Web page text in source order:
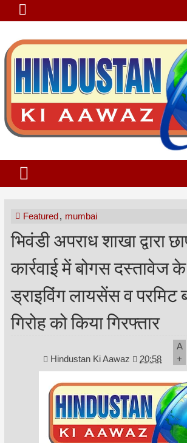
Featured, mumbai
भिवंडी अपराध शाखा द्वारा
कार्रवाई में बोगस दस्तावेज के
ड्राइविंग लायसेंस व परमिट
गिरोह को किया गिरफ्तार
Hindustan Ki Aawaz 20:58
A
+